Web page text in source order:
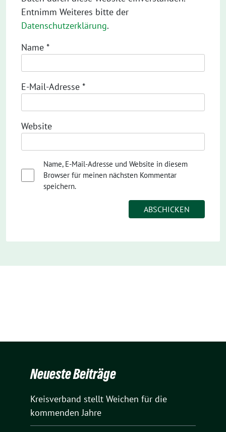
Entnimm Weiteres bitte der
Datenschutzerklärung.
Name *
E-Mail-Adresse *
Website
Name, E-Mail-Adresse und Website in diesem
Browser für meinen nächsten Kommentar
speichern.
Neueste Beiträge
Kreisverband stellt Weichen für die
kommenden Jahre